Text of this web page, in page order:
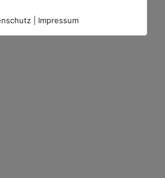
Impressum